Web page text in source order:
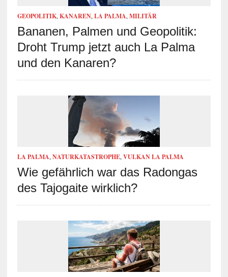
GEOPOLITIK,KANAREN,LA PALMA,MILITÄR
Bananen, Palmen und Geopolitik:
Droht Trump jetzt auch La Palma
und den Kanaren?
LA PALMA,NATURKATASTROPHE,VULKAN LA PALMA
Wie gefährlich war das Radongas
des Tajogaite wirklich?